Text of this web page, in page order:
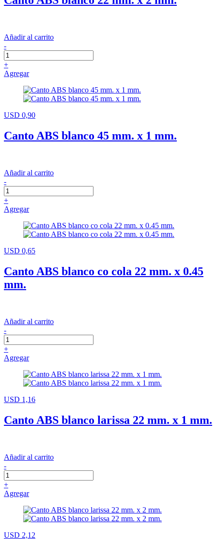
Añadir al carrito
-
+
Agregar
USD 0,90
Canto ABS blanco 45 mm. x 1 mm.
Añadir al carrito
-
+
Agregar
USD 0,65
Canto ABS blanco co cola 22 mm. x 0.45
mm.
Añadir al carrito
-
+
Agregar
USD 1,16
Canto ABS blanco larissa 22 mm. x 1 mm.
Añadir al carrito
-
+
Agregar
USD 2,12